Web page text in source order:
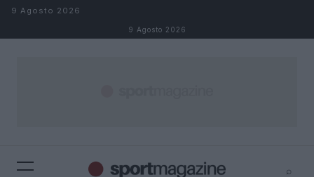
Salta al contenuto
9 Agosto 2026
9 Agosto 2026
⌕